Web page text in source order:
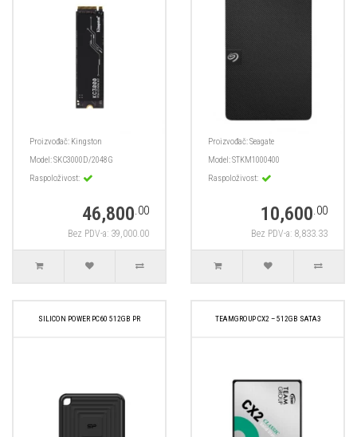
Proizvođač: Kingston
Model:SKC3000D/2048G
Raspoloživost:
46,800.00
Bez PDV-a: 39,000.00
Proizvođač:Seagate
Model:STKM1000400
Raspoloživost:
10,600.00
Bez PDV-a: 8,833.33
SILICON POWER PC60 512GB PR TEAMGROUP CX2 – 512GB SATA3